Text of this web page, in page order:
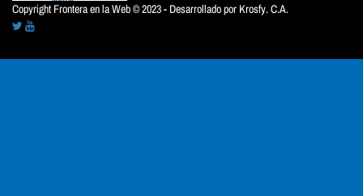
Copyright Frontera en la Web © 2023 - Desarrollado por Krosfy. C.A.